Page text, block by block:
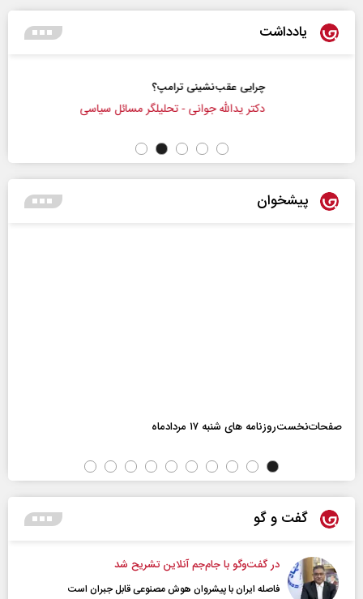
یادداشت
چرایی عقب‌نشینی ترامپ؟
دکتر یدالله جوانی - تحلیلگر مسائل سیاسی
پیشخوان
صفحات‌نخست‌روزنامه ها‌ی شنبه ۱۷ مردادماه
گفت و گو
در گفت‌و‌گو با جام‌جم آنلاین تشریح شد
فاصله ایران با پیشرو‌ان هوش مصنوعی قابل جبران است